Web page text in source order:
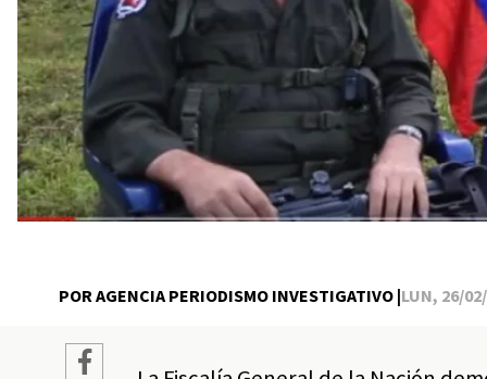
POR AGENCIA PERIODISMO INVESTIGATIVO |LUN, 26/